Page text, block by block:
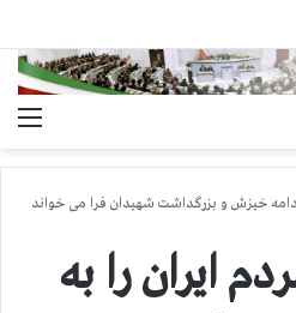
خیزش و بزرگداشت شهیدان فرا می خواند
ایران را به